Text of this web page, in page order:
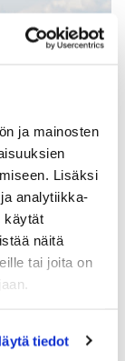
ja mainosten
Lisäksi
analytiikka-
käytät
näitä
tai joita on
tiedot
Naiset